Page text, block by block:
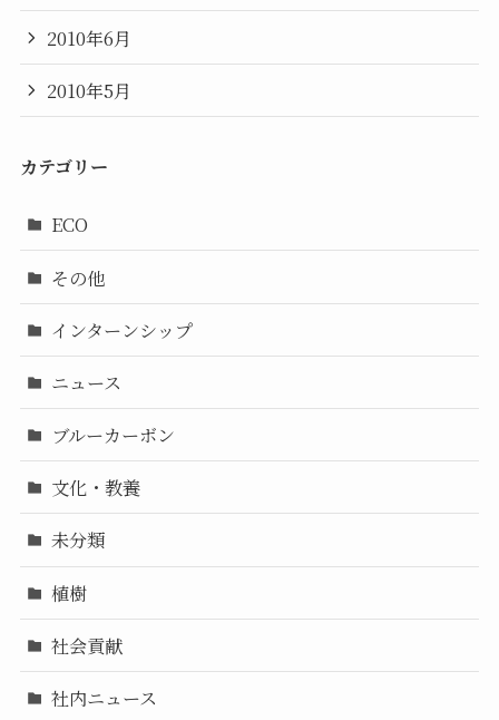
2010年6月
2010年5月
カテゴリー
ECO
その他
インターンシップ
ニュース
ブルーカーボン
文化・教養
未分類
植樹
社会貢献
社内ニュース